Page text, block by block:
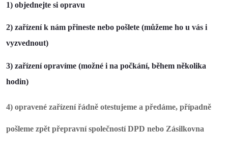
1) objednejte si opravu
2) zařízení k nám přineste nebo pošlete (můžeme ho u vás i
vyzvednout)
3) zařízení opravíme (možné i na počkání, během několika
hodin)
4) opravené zařízení řádně otestujeme a předáme, případně
pošleme zpět přepravní společností DPD nebo Zásilkovna